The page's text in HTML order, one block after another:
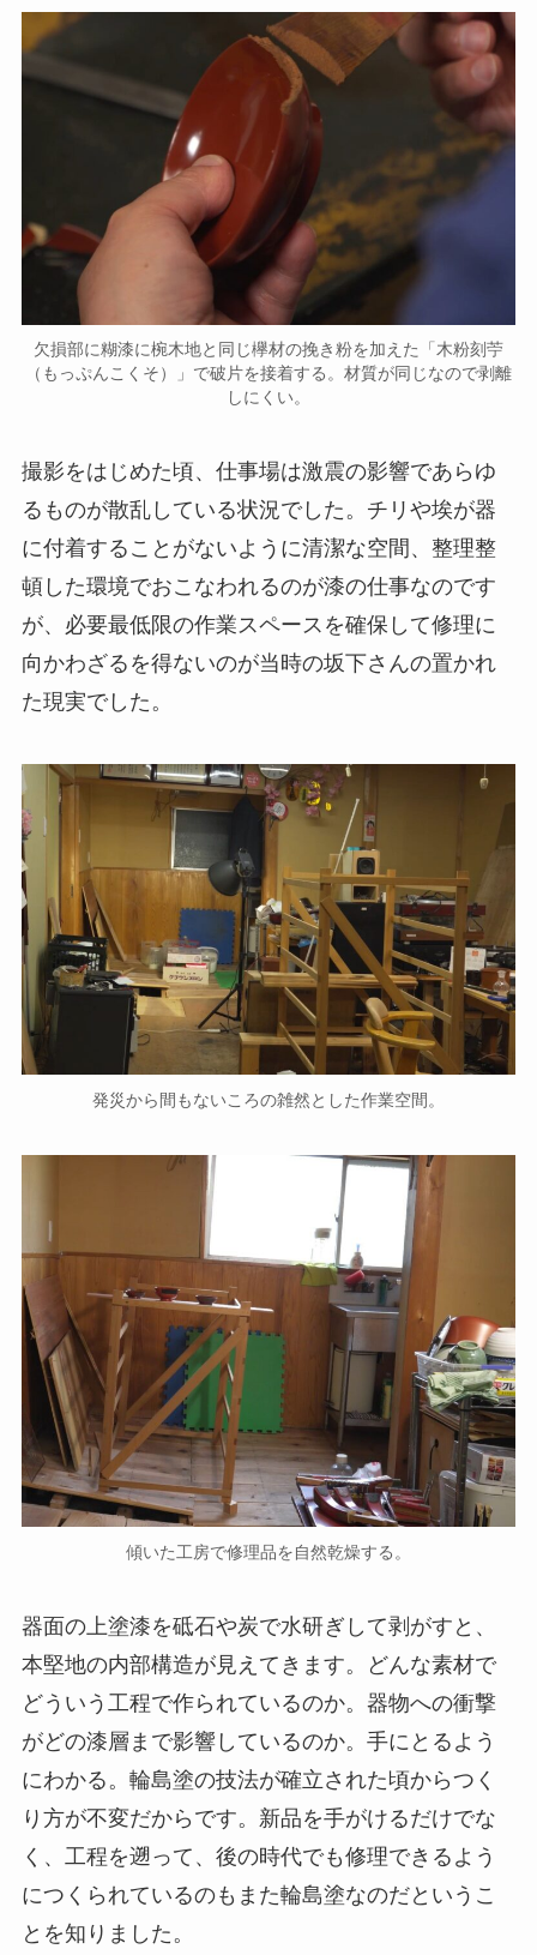
欠損部に糊漆に椀木地と同じ欅材の挽き粉を加えた「木粉刻苧
（もっぷんこくそ）」で破片を接着する。材質が同じなので剥離
しにくい。
撮影をはじめた頃、仕事場は激震の影響であらゆ
るものが散乱している状況でした。チリや埃が器
に付着することがないように清潔な空間、整理整
頓した環境でおこなわれるのが漆の仕事なのです
が、必要最低限の作業スペースを確保して修理に
向かわざるを得ないのが当時の坂下さんの置かれ
た現実でした。
発災から間もないころの雑然とした作業空間。
傾いた工房で修理品を自然乾燥する。
器面の上塗漆を砥石や炭で水研ぎして剥がすと、
本堅地の内部構造が見えてきます。どんな素材で
どういう工程で作られているのか。器物への衝撃
がどの漆層まで影響しているのか。手にとるよう
にわかる。輪島塗の技法が確立された頃からつく
り方が不変だからです。新品を手がけるだけでな
く、工程を遡って、後の時代でも修理できるよう
につくられているのもまた輪島塗なのだというこ
とを知りました。